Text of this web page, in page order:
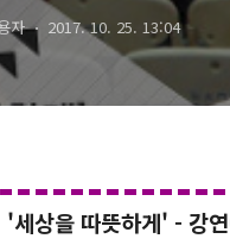
자 2017. 10. 25. 13:04
'세상을 따뜻하게' - 강